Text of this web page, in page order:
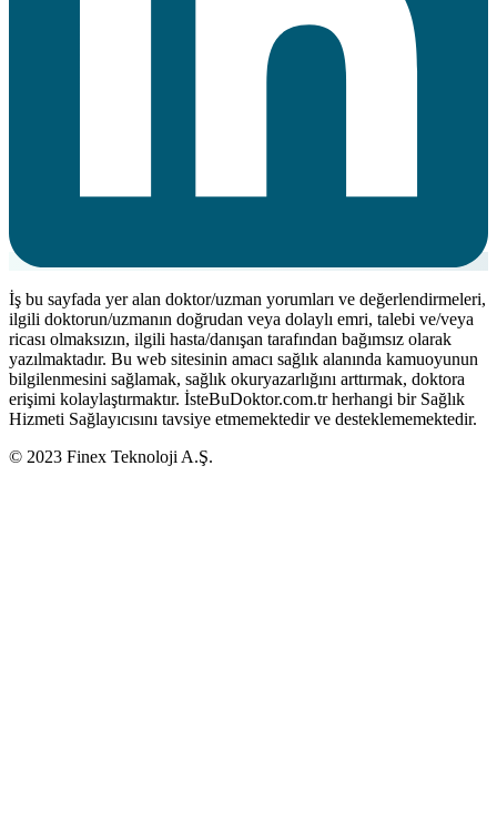
İş bu sayfada yer alan doktor/uzman yorumları ve değerlendirmeleri,
ilgili doktorun/uzmanın doğrudan veya dolaylı emri, talebi ve/veya
ricası olmaksızın, ilgili hasta/danışan tarafından bağımsız olarak
yazılmaktadır. Bu web sitesinin amacı sağlık alanında kamuoyunun
bilgilenmesini sağlamak, sağlık okuryazarlığını arttırmak, doktora
erişimi kolaylaştırmaktır. İsteBuDoktor.com.tr herhangi bir Sağlık
Hizmeti Sağlayıcısını tavsiye etmemektedir ve desteklememektedir.
© 2023 Finex Teknoloji A.Ş.